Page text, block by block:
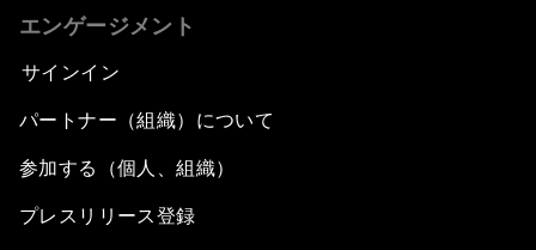
エンゲージメント
サインイン
パートナー（組織）について
参加する（個人、組織）
プレスリリース登録